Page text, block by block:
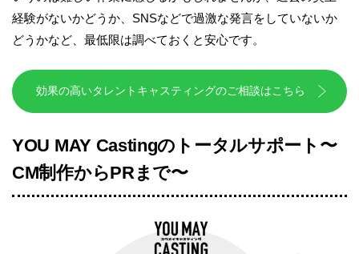
経験がないかどうか、SNSなどで過激な発言をしていないか
どうかなど、最低限は調べておくと安心です。
効果の高いタレントキャスティングのご相談はこちら
YOU MAY Castingのトータルサポート〜
CM制作からPRまで〜